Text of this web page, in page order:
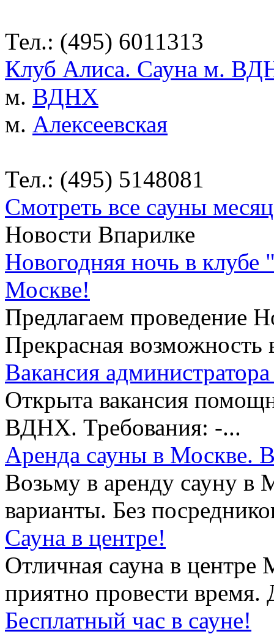
Тел.: (495) 6011313
Клуб Алиса. Сауна м.
м. ВДНХ
м. Алексеевская
Тел.: (495) 5148081
Смотреть все сауны
Новости Впарилке
Новогодняя ночь в
Москве!
Предлагаем проведение
Прекрасная возможность
Вакансия
Открыта вакансия
ВДНХ. Требования: -...
Аренда сауны в Москве.
Возьму в аренду сауну в
варианты. Без
Сауна в центре!
Отличная сауна в центре
приятно провести
Бесплатный час в сауне!